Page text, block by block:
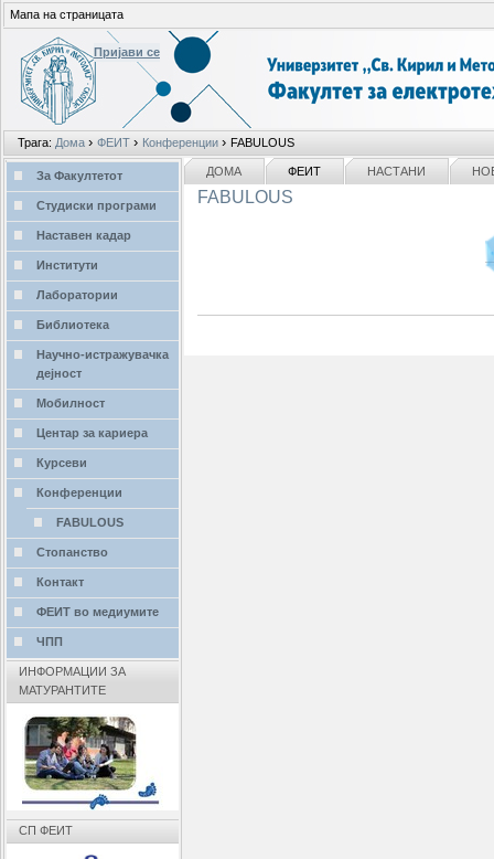
Лични
алати
Пријави се
Трага: Дома › ФЕИТ › Конференции › FABULOUS
Мапа на страницата
делови
ДОМА ФЕИТ НАСТАНИ
FABULOUS
NAVIGATION
За Факултетот
Студиски програми
Наставен кадар
Институти
Лаборатории
Библиотека
Научно-истражувачка
дејност
Мобилност
Центар за кариера
Курсеви
Конференции
FABULOUS
Стопанство
Контакт
ФЕИТ во медиумите
ЧПП
ИНФОРМАЦИИ ЗА
МАТУРАНТИТЕ
СП ФЕИТ